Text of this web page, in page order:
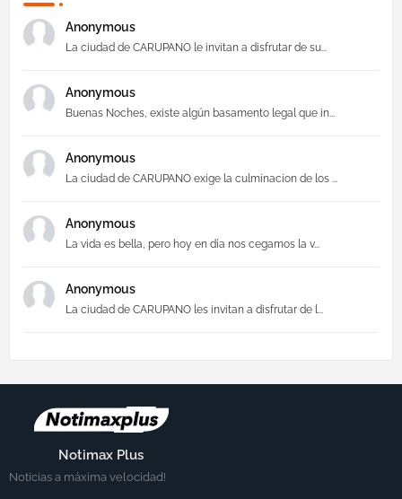
Anonymous
La ciudad de CARUPANO le invitan a disfrutar de su...
Anonymous
Buenas Noches, existe algún basamento legal que in...
Anonymous
La ciudad de CARUPANO exige la culminacion de los ...
Anonymous
La vida es bella, pero hoy en día nos cegamos la v...
Anonymous
La ciudad de CARUPANO les invitan a disfrutar de l...
Notimax Plus
Noticias a máxima velocidad!